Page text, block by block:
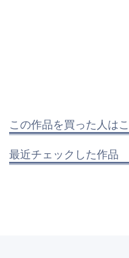
この作品を買った人は
最近チェックした作品